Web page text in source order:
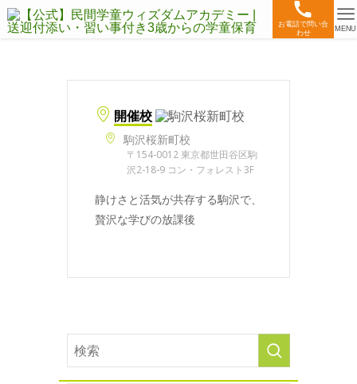
お電話で問い合
わせ
MENU
開催校
駒沢桜新町校
〒154-0012 東京都世田谷区駒
沢2-18-9 コン・フォレスト3F
静けさと活気が共存する駒沢で、
贅沢な学びの放課後